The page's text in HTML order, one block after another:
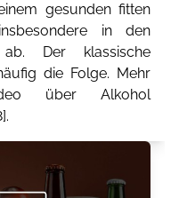
gesunden fitten
in den
ab. Der klassische
die Folge. Mehr
über Alkohol
].